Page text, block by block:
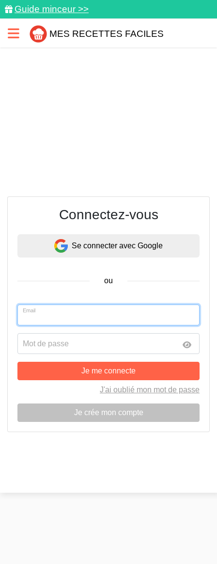
Guide minceur >>
MES RECETTES FACILES
Connectez-vous
Se connecter avec Google
ou
Email
Mot de passe
Je me connecte
J'ai oublié mon mot de passe
Je crée mon compte